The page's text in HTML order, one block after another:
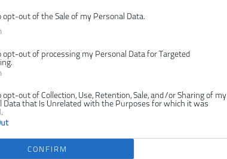
opt-out of the Sale of my Personal Data.
opt-out of processing my Personal Data for Targeted
opt-out of Collection, Use, Retention, Sale, and/or Sharing of my
Data that Is Unrelated with the Purposes for which it was
CONFIRM